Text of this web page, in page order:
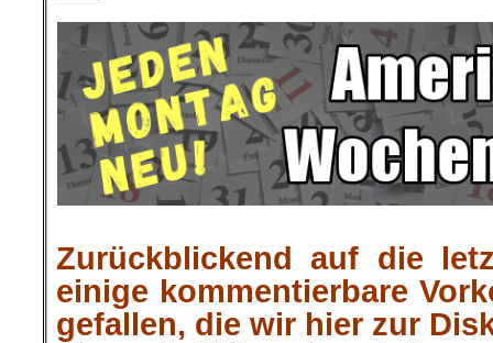
Zurückblickend auf die
einige kommentierbare
gefallen, die wir hier zur